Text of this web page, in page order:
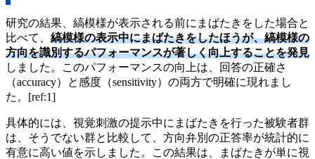
研究の結果、縞模様が表示される前にまばたきをした場合と
比べて、 縞模様の表示中にまばたきをしたほうが、縞模様の
方向を識別するパフォーマンスが著しく向上することを発見
しました。このパフォーマンスの向上は、回答の正確さ
（accuracy）と感度（sensitivity）の両方で明確に現れまし
た。[ref:1]
具体的には、視覚刺激の提示中にまばたきを行った被験者群
は、そうでない群と比較して、方向弁別の正答率が統計的に
有意に高い値を示しました。この結果は、まばたきが単に視